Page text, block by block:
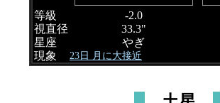
等級 -2.0
視直径
33.3"
星座
やぎ
現象
23日 月に大接近